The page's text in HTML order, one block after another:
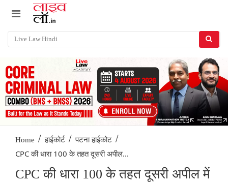
Home / हाईकोर्ट / पटना हाईकोट /
CPC की धारा 100 के तहत दूसरी अपील...
CPC की धारा 100 के तहत दूसरी अपील में